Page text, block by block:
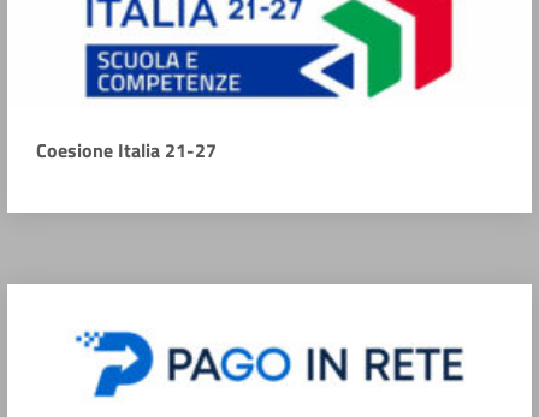
Coesione Italia 21-27